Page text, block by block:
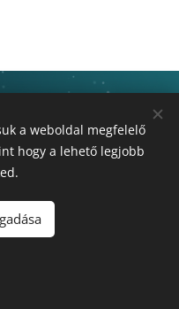
(ÁSZF)
a weboldal megfelelő
hogy a lehető legjobb